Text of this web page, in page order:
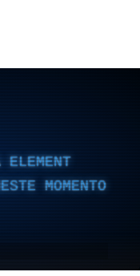
ELEMENT
MOMENTO